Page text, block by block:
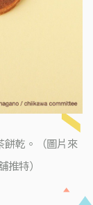
餅乾。（圖片來
推特）